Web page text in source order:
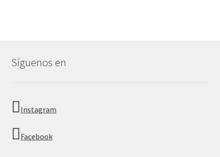
Síguenos en
Instagram
Facebook